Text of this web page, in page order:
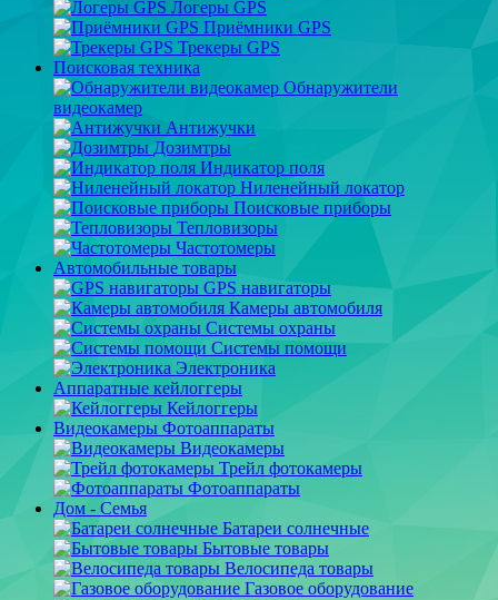
Логеры GPS
Приёмники GPS
Трекеры GPS
Поисковая техника
Обнаружители
видеокамер
Антижучки
Дозимтры
Индикатор поля
Ниленейный локатор
Поисковые приборы
Тепловизоры
Частотомеры
Автомобильные товары
GPS навигаторы
Камеры автомобиля
Системы охраны
Системы помощи
Электроника
Аппаратные кейлоггеры
Кейлоггеры
Видеокамеры Фотоаппараты
Видеокамеры
Трейл фотокамеры
Фотоаппараты
Дом - Семья
Батареи солнечные
Бытовые товары
Велосипеда товары
Газовое оборудование